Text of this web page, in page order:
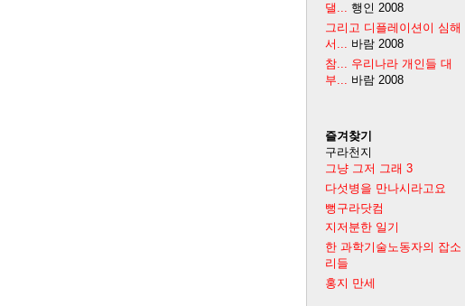
댈... 행인 2008
그리고 디플레이션이 심해
서...
바람 2008
참... 우리나라 개인들 대
부...
바람 2008
즐겨찾기
구라천지
그냥 그저 그래 3
다섯병을 만나시라고요
뻥구라닷컴
지저분한 일기
한 과학기술노동자의 잡소
리들
홍지 만세